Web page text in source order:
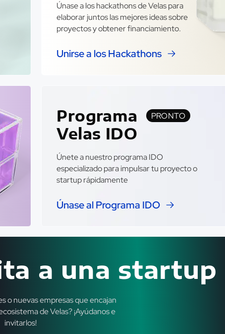
Únase a los hackathons de Velas para
elaborar juntos las mejores ideas sobre
proyectos y obtener financiamiento.
Unirse a los Hackathons
Programa
Velas IDO
PRONTO
Únete a nuestro programa IDO
especializado para impulsar tu proyecto o
startup rápidamente
Únase al Programa IDO
a una startup
o nuevas empresas que encajan
de Velas? ¡Ayúdanos e
invitarlos!